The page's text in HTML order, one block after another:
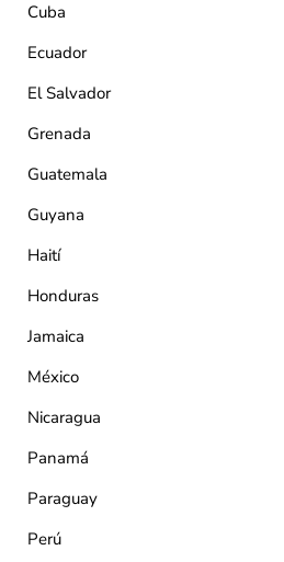
Estudio 50 La Habana
Cuba.
Cuba
Ecuador
El Salvador
Grenada
Guatemala
Guyana
Haití
Honduras
Jamaica
México
Nicaragua
Panamá
Paraguay
Perú